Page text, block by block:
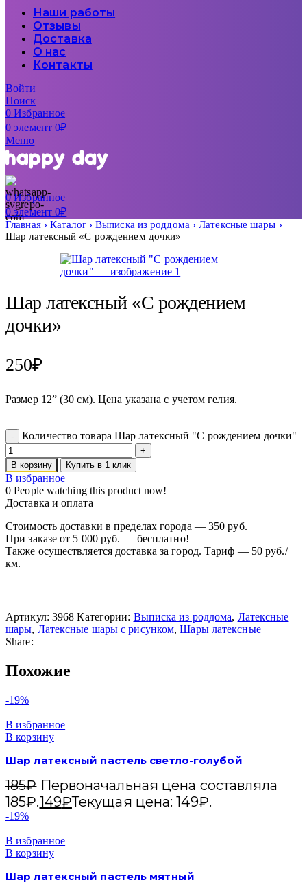
Наши работы
Отзывы
Доставка
О нас
Контакты
Войти
Поиск
0Избранное
0элемент 0₽
Меню
0Избранное
0элемент 0₽
Главная Каталог Выписка из роддома
Латексные шары
Шар латексный «С рождением дочки»
Шар латексный «С рождением
дочки»
250₽
Размер 12” (30 см). Цена указана с учетом гелия.
Количество товара Шар латексный "С рождением дочки"
В корзину Купить в 1 клик
В избранное
0 People watching this product now!
Доставка и оплата
Стоимость доставки в пределах города — 350 руб.
При заказе от 5 000 руб. — бесплатно!
Также осуществляется доставка за город. Тариф — 50 руб./
км.
Артикул: 3968Категории: Выписка из роддома, Латексные
шары, Латексные шары с рисунком, Шары латексные
Share:
Похожие
-19%
В избранное
В корзину
Шар латексный пастель светло-голубой
185₽ Первоначальная цена составляла
185₽.149₽Текущая цена: 149₽.
-19%
В избранное
В корзину
Шар латексный пастель мятный